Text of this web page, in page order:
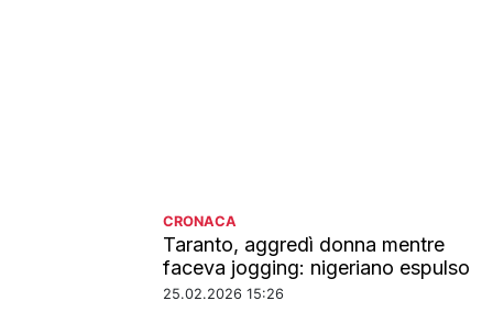
CRONACA
Taranto, aggredì donna mentre
faceva jogging: nigeriano espulso
25.02.2026 15:26